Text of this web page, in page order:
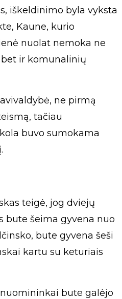
iškeldinimo byla vyksta
Kaune, kurio
nuolat nemoka ne
ir komunalinių
ne pirmą
tačiau
buvo sumokama
teigė, jog dviejų
bute šeima gyvena nuo
bute gyvena šeši
kartu su keturiais
bute galėjo